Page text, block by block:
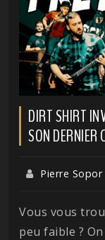
DIRT SHIRT
SON DERNIER
Pierre Sopor
Vous vous
peu faible ?